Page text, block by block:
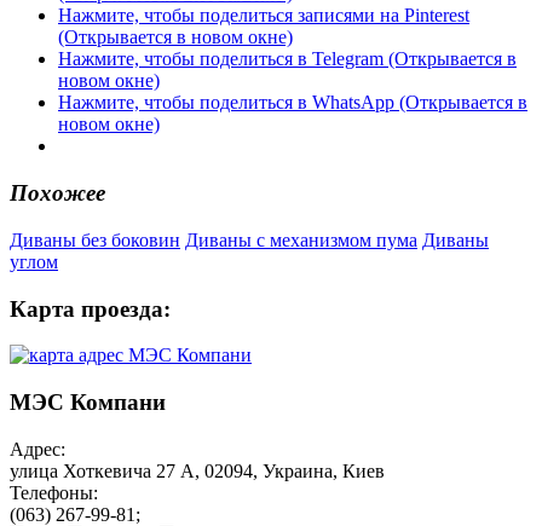
Нажмите, чтобы поделиться записями на Pinterest
(Открывается в новом окне)
Нажмите, чтобы поделиться в Telegram (Открывается в
новом окне)
Нажмите, чтобы поделиться в WhatsApp (Открывается в
новом окне)
Похожее
Диваны без боковин Диваны с механизмом пума Диваны
углом
Карта проезда:
МЭС Компани
Адрес:
улица Хоткевича 27 А, 02094, Украина, Киев
Телефоны:
(063) 267-99-81;